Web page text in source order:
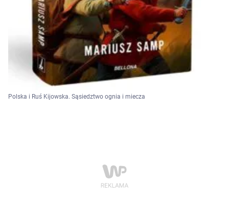
Polska i Ruś Kijowska. Sąsiedztwo ognia i miecza